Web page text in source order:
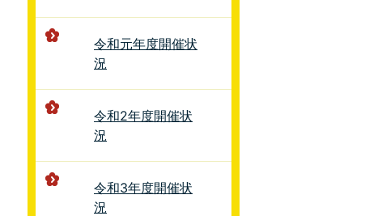
令和元年度開催状
況
令和2年度開催状
況
令和3年度開催状
況